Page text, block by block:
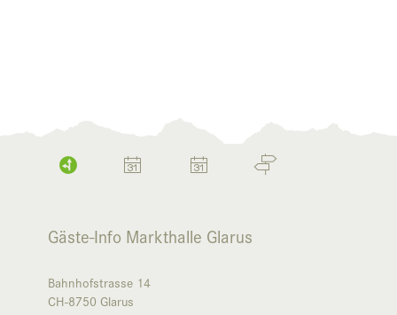
Gäste-Info Markthalle Glarus
Bahnhofstrasse 14
CH-8750 Glarus